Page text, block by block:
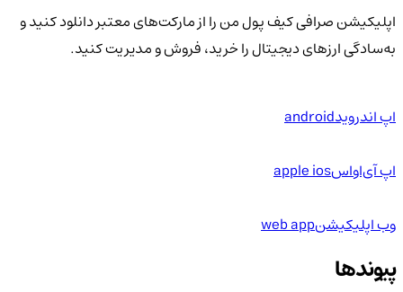
اپلیکیشن صرافی کیف پول من را از مارکت‌های معتبر دانلود کنید و
به‌سادگی ارزهای دیجیتال را خرید، فروش و مدیریت کنید.
اپ اندرویدandroid
اپ آی‌او‌اسapple ios
وب اپلیکیشنweb app
پیوندها